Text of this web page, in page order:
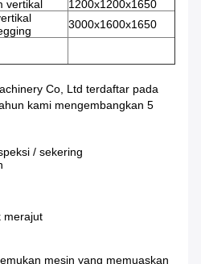
vertikal
1200x1200x1650
3000x1600x1650
Co, Ltd terdaftar pada
kami mengembangkan 5
/ sekering
merajut
mesin yang memuaskan